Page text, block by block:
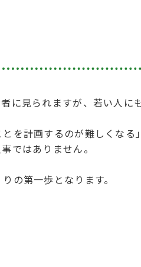
に見られますが、若い人に
を計画するのが難しくなる
ではありません。
の第一歩となります。